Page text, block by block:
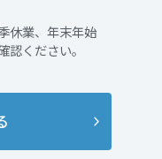
設
をご検討の方
ーナー様まで、賃貸経営
検討の方
休業、年末年始
ください。